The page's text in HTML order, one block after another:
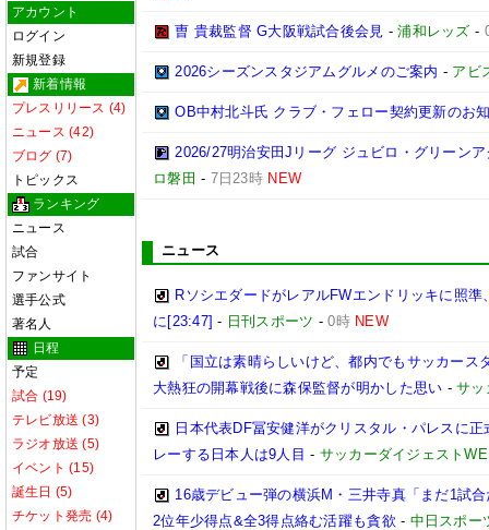
アカウント
ログイン
新規登録
新着情報
プレスリリース (4)
ニュース (42)
ブログ (7)
トピックス
ランキング
ニュース
試合
ファンサイト
選手公式
著名人
日程
予定
試合 (19)
テレビ放送 (3)
ラジオ放送 (5)
イベント (15)
誕生日 (5)
チケット発売 (4)
曺 貴裁監督 G大阪戦試合後会見 -浦和レッズ -
2026シーズンスタジアムグルメのご案内 - アビ
OB中村北斗氏 クラブ・フェロー契約更新のお
2026/27明治安田Jリーグ ジュビロ・グリーン
ロ磐田 - 7日23時 NEW
ニュース
RソシエダードがレアルFWエンドリッキに照
に[23:47] - 日刊スポーツ -0時 NEW
「国立は素晴らしいけど、都内でもサッカー
大熱狂の開幕戦後に森保監督が明かした思い -サッ
日本代表DF冨安健洋がクリスタル・パレスに
レーする日本人は9人目 - サッカーダイジェスト
16歳デビュー弾の横浜M・三井寺真「まだ1試
2位年少得点&全3得点絡む活躍も貪欲 - 中日スポー